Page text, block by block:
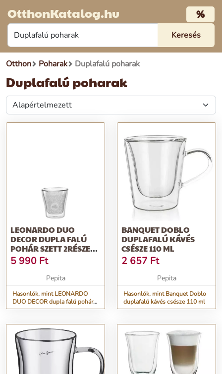
OtthonKatalog.hu %
Otthon Poharak Duplafalú poharak
Duplafalú poharak
LEONARDO DUO
DECOR DUPLA FALÚ
POHÁR SZETT 2RÉSZES
85ML
5 990 Ft
Pepita
Hasonlók, mint LEONARDO
DUO DECOR dupla falú pohár
szett 2részes 85ml
BANQUET DOBLO
DUPLAFALÚ KÁVÉS
CSÉSZE 110 ML
2 657 Ft
Pepita
Hasonlók, mint Banquet Doblo
duplafalú kávés csésze 110 ml